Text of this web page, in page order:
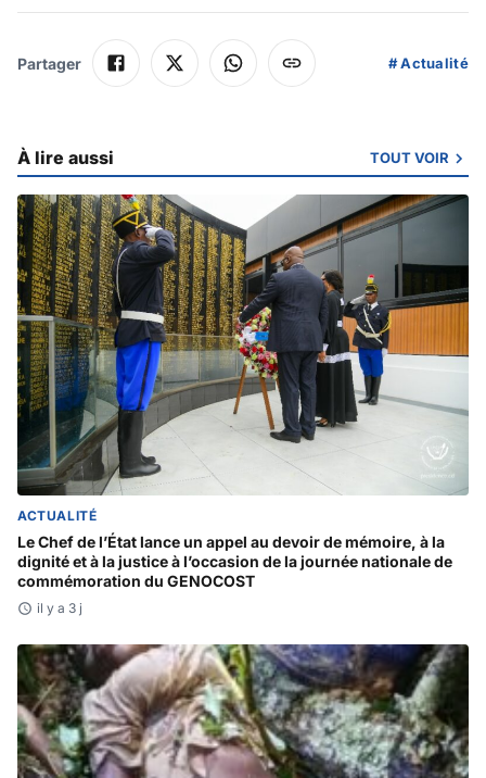
Partager #Actualité
À lire aussi TOUT VOIR
ACTUALITÉ
Le Chef de l’État lance un appel au devoir de mémoire, à la
dignité et à la justice à l’occasion de la journée nationale de
commémoration du GENOCOST
il y a 3 j